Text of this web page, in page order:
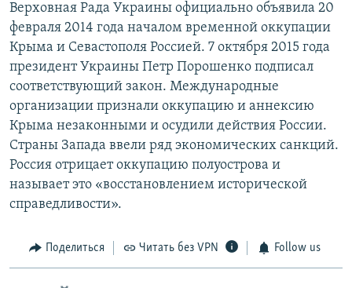
Верховная Рада Украины официально объявила 20
февраля 2014 года началом временной оккупации
Крыма и Севастополя Россией. 7 октября 2015 года
президент Украины Петр Порошенко подписал
соответствующий закон. Международные
организации признали оккупацию и аннексию
Крыма незаконными и осудили действия России.
Страны Запада ввели ряд экономических санкций.
Россия отрицает оккупацию полуострова и
называет это «восстановлением исторической
справедливости».
Поделиться Читать без VPN Follow us